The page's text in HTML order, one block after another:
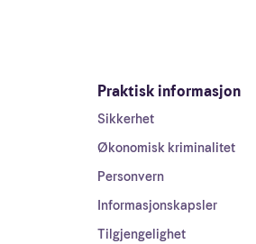
Praktisk informasjon
Sikkerhet
Økonomisk kriminalitet
Personvern
Informasjonskapsler
Tilgjengelighet